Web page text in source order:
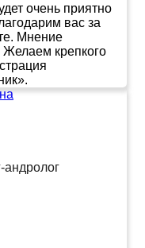
очень приятно
вас за
Мнение
Желаем крепкого
андролог